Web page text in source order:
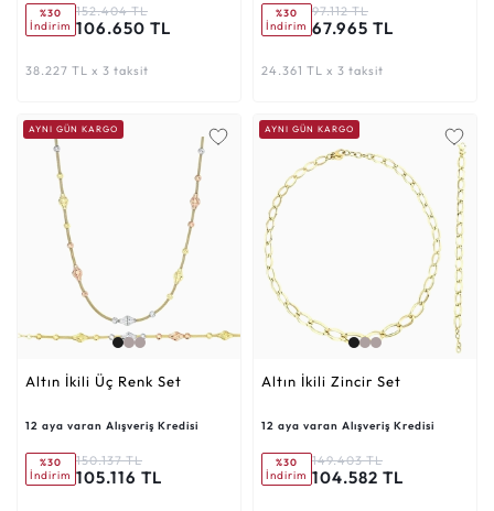
%30
İndirim
152.404 TL
106.650 TL
38.227 TL x 3 taksit
%30
İndirim
97.112 TL
67.965 TL
24.361 TL x 3 taksit
AYNI GÜN KARGO
Altın İkili Üç Renk Set
12 aya varan Alışveriş Kredisi
%30
İndirim
150.137 TL
105.116 TL
AYNI GÜN KARGO
Altın İkili Zincir Set
12 aya varan Alışveriş Kredisi
%30
İndirim
149.403 TL
104.582 TL